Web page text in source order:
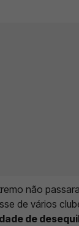
não
de vários
de